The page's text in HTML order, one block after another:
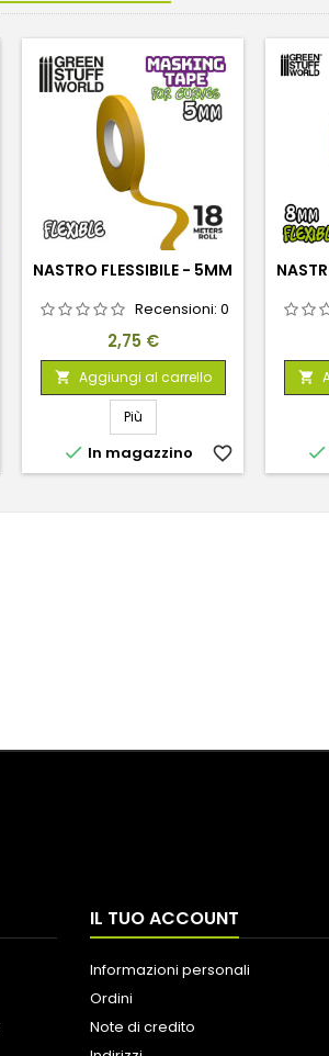
NASTRO FLESSIBILE - 5MM
Recensioni: 0
Prezzo
2,75 €
 Aggiungi al carrello
Più
 In magazzino favorite_border


IL TUO ACCOUNT
Informazioni personali
Ordini
Note di credito